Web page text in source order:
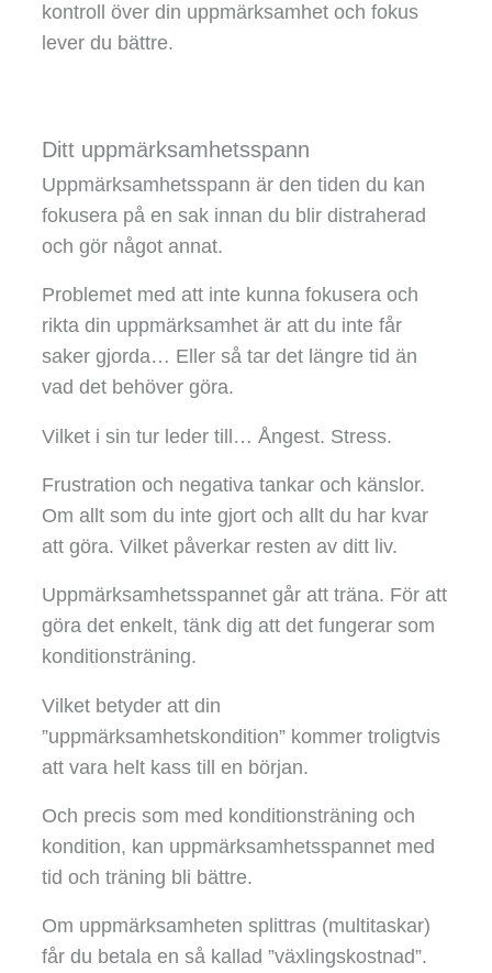
kontroll över din uppmärksamhet och fokus
lever du bättre.
Ditt uppmärksamhetsspann
Uppmärksamhetsspann är den tiden du kan
fokusera på en sak innan du blir distraherad
och gör något annat.
Problemet med att inte kunna fokusera och
rikta din uppmärksamhet är att du inte får
saker gjorda… Eller så tar det längre tid än
vad det behöver göra.
Vilket i sin tur leder till… Ångest. Stress.
Frustration och negativa tankar och känslor.
Om allt som du inte gjort och allt du har kvar
att göra. Vilket påverkar resten av ditt liv.
Uppmärksamhetsspannet går att träna. För att
göra det enkelt, tänk dig att det fungerar som
konditionsträning.
Vilket betyder att din
”uppmärksamhetskondition” kommer troligtvis
att vara helt kass till en början.
Och precis som med konditionsträning och
kondition, kan uppmärksamhetsspannet med
tid och träning bli bättre.
Om uppmärksamheten splittras (multitaskar)
får du betala en så kallad ”växlingskostnad”.